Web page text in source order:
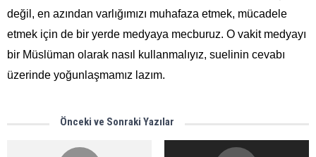
değil, en azından varlığımızı muhafaza etmek, mücadele
etmek için de bir yerde medyaya mecburuz. O vakit medyayı
bir Müslüman olarak nasıl kullanmalıyız, suelinin cevabı
üzerinde yoğunlaşmamız lazım.
Önceki ve Sonraki Yazılar